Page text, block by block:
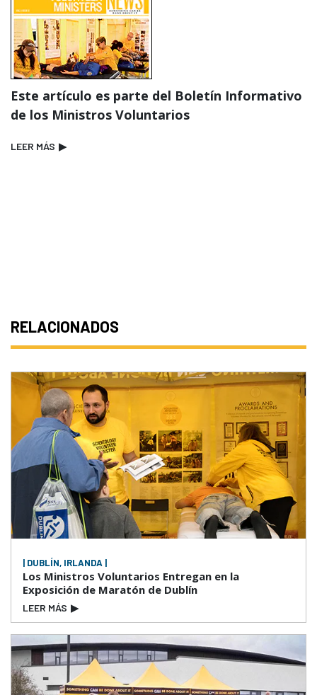
Este artículo es parte del Boletín Informativo
de los Ministros Voluntarios
LEER MÁS ▶
RELACIONADOS
| DUBLÍN, IRLANDA |
Los Ministros Voluntarios Entregan en la
Exposición de Maratón de Dublín
LEER MÁS ▶